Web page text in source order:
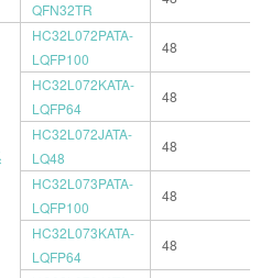
QFN32TR
HC32L072PATA-
LQFP100
48
HC32L072KATA-
LQFP64
48
HC32L072JATA-
LQ48
48
HC32L073PATA-
LQFP100
48
HC32L073KATA-
LQFP64
48